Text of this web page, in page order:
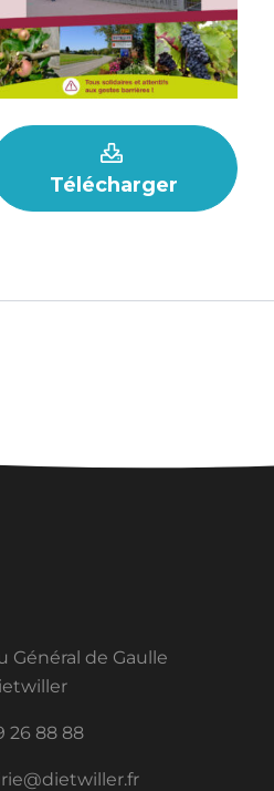
Télécharger
Général de Gaulle
26 88 88